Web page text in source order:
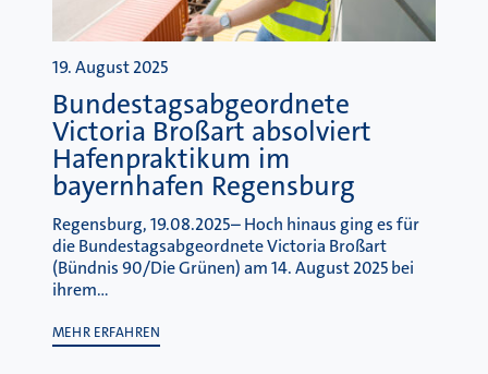
19. August 2025
Bundestagsabgeordnete
Victoria Broßart absolviert
Hafenpraktikum im
bayernhafen Regensburg
Regensburg, 19.08.2025– Hoch hinaus ging es für
die Bundestagsabgeordnete Victoria Broßart
(Bündnis 90/Die Grünen) am 14. August 2025 bei
ihrem…
MEHR ERFAHREN